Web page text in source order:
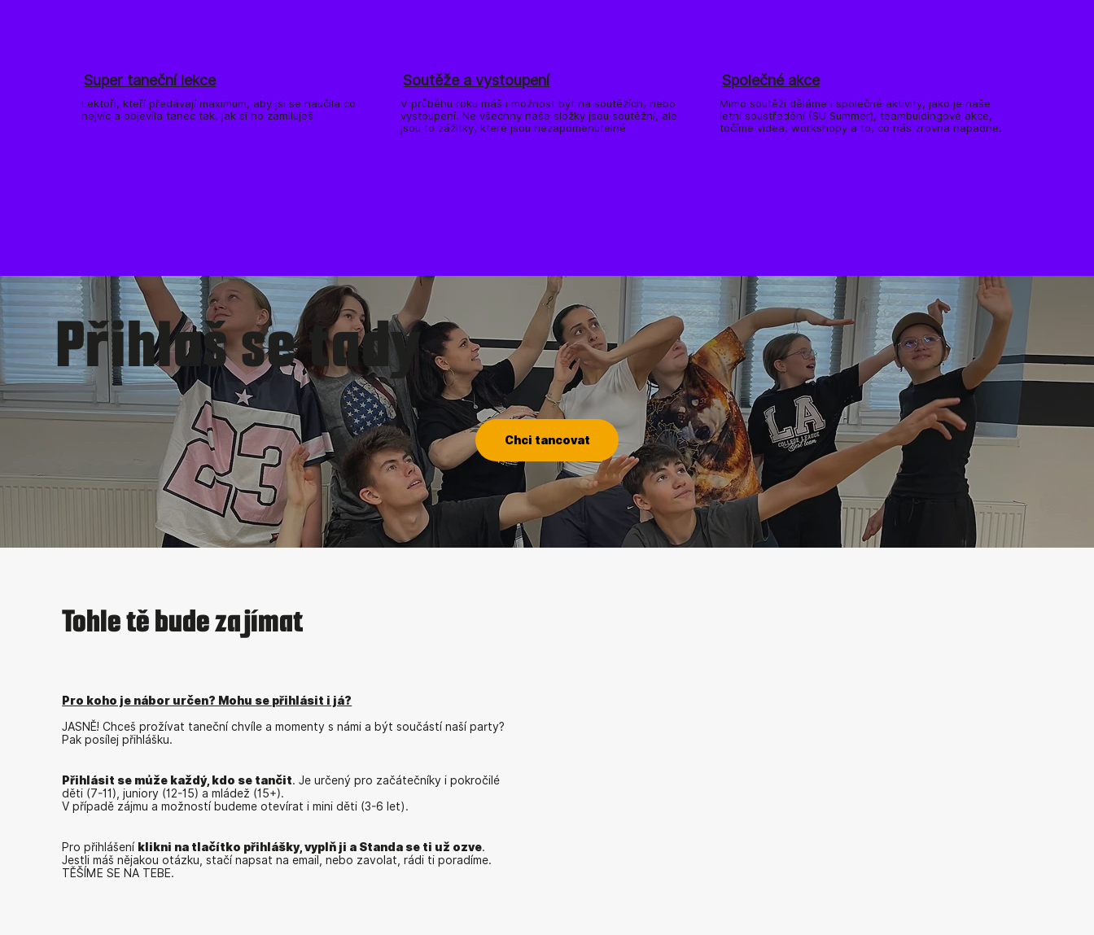
Přihlaš se tady
Chci tancovat
Super taneční lekce
Lektoři, kteří předávají maximum, aby jsi se naučila co
nejvíc a objevila tanec tak, jak si ho zamiluješ
Soutěže a vystoupení
V průběhu roku máš i možnost být na soutěžích, nebo
vystoupení. Ne všechny naše složky jsou soutěžní, ale
jsou to zážitky, které jsou nezapomenutelné
Společné akce
Mimo soutěží děláme i společné aktivity, jako je naše
letní soustředění (SU Summer), teambuldingové akce,
točíme videa, workshopy a to, co nás zrovna napadne.
Tohle tě bude zajímat
Pro koho je nábor určen? Mohu se přihlásit i já?
JASNĚ! Chceš prožívat taneční chvíle a momenty s námi a být součástí naší party?
Pak posílej přihlášku.
Přihlásit se může každý, kdo se tančit. Je určený pro začátečníky i pokročilé
děti (7-11), juniory (12-15) a mládež (15+).
V případě zájmu a možností budeme otevírat i mini děti (3-6 let).
Pro přihlášení klikni na tlačítko přihlášky, vyplň ji a Standa se ti už ozve.
Jestli máš nějakou otázku, stačí napsat na email, nebo zavolat, rádi ti poradíme.
TĚŠÍME SE NA TEBE.